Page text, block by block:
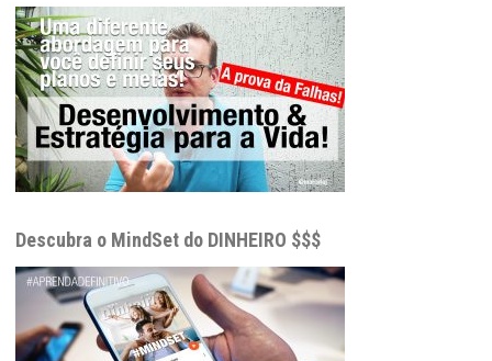
Descubra o MindSet do DINHEIRO $$$